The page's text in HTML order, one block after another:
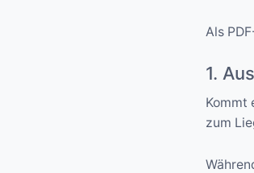
Als
1.
Kommt
zum